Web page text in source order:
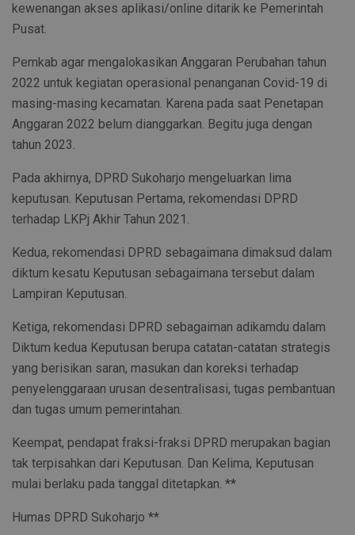
kewenangan akses aplikasi/online ditarik ke Pemerintah
Pusat.
Pemkab agar mengalokasikan Anggaran Perubahan tahun
2022 untuk kegiatan operasional penanganan Covid-19 di
masing-masing kecamatan. Karena pada saat Penetapan
Anggaran 2022 belum dianggarkan. Begitu juga dengan
tahun 2023.
Pada akhirnya, DPRD Sukoharjo mengeluarkan lima
keputusan. Keputusan Pertama, rekomendasi DPRD
terhadap LKPj Akhir Tahun 2021.
Kedua, rekomendasi DPRD sebagaimana dimaksud dalam
diktum kesatu Keputusan sebagaimana tersebut dalam
Lampiran Keputusan.
Ketiga, rekomendasi DPRD sebagaiman adikamdu dalam
Diktum kedua Keputusan berupa catatan-catatan strategis
yang berisikan saran, masukan dan koreksi terhadap
penyelenggaraan urusan desentralisasi, tugas pembantuan
dan tugas umum pemerintahan.
Keempat, pendapat fraksi-fraksi DPRD merupakan bagian
tak terpisahkan dari Keputusan. Dan Kelima, Keputusan
mulai berlaku pada tanggal ditetapkan. **
Humas DPRD Sukoharjo **